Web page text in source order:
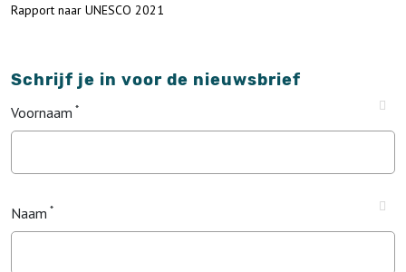
Rapport naar UNESCO 2021
Schrijf je in voor de nieuwsbrief
Voornaam
Naam